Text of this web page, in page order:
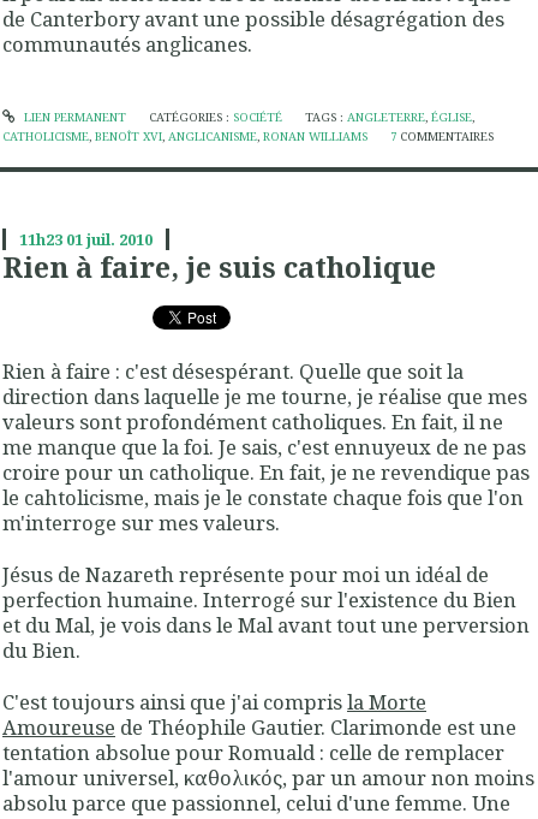
de Canterbory avant une possible désagrégation des
communautés anglicanes.
LIEN PERMANENT CATÉGORIES : SOCIÉTÉ TAGS :ANGLETERRE,ÉGLISE,
CATHOLICISME, BENOÎT XVI, ANGLICANISME, RONAN WILLIAMS 7 COMMENTAIRES
11h23 01juil. 2010
Rien à faire, je suis catholique
Rien à faire : c'est désespérant. Quelle que soit la
direction dans laquelle je me tourne, je réalise que mes
valeurs sont profondément catholiques. En fait, il ne
me manque que la foi. Je sais, c'est ennuyeux de ne pas
croire pour un catholique. En fait, je ne revendique pas
le cahtolicisme, mais je le constate chaque fois que l'on
m'interroge sur mes valeurs.
Jésus de Nazareth représente pour moi un idéal de
perfection humaine. Interrogé sur l'existence du Bien
et du Mal, je vois dans le Mal avant tout une perversion
du Bien.
C'est toujours ainsi que j'ai comprisla Morte
Amoureuse de Théophile Gautier. Clarimonde est une
tentation absolue pour Romuald : celle de remplacer
l'amour universel, καθολικός, par un amour non moins
absolu parce que passionnel, celui d'une femme. Une